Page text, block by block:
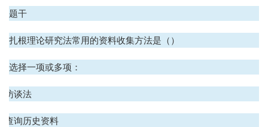
题干
扎根理论研究法常用的资料收集方法是（）
选择一项或多项：
访谈法
查询历史资料